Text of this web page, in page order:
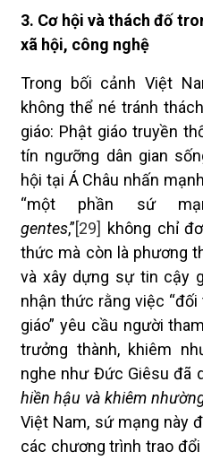
3. Cơ hội và thách đố
xã hội, công nghệ
Trong bối cảnh Việt
không thể né tránh
giáo: Phật giáo truyền
tín ngưỡng dân gian
hội tại Á Châu nhấn
“một phần sứ
gentes,”[29] không chỉ
thức mà còn là phương
và xây dựng sự tin cậy
nhận thức rằng việc
giáo” yêu cầu người
trưởng thành, khiêm
nghe như Đức Giêsu đã
hiền hậu và khiêm
Việt Nam, sứ mạng này
các chương trình trao